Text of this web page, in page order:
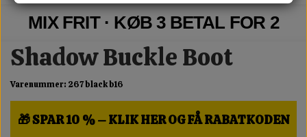
MIX FRIT · KØB 3 BETAL FOR 2
Shadow Buckle Boot
Varenummer: 267 black b16
🎁 SPAR 10 % – KLIK HER OG FÅ RABATKODEN